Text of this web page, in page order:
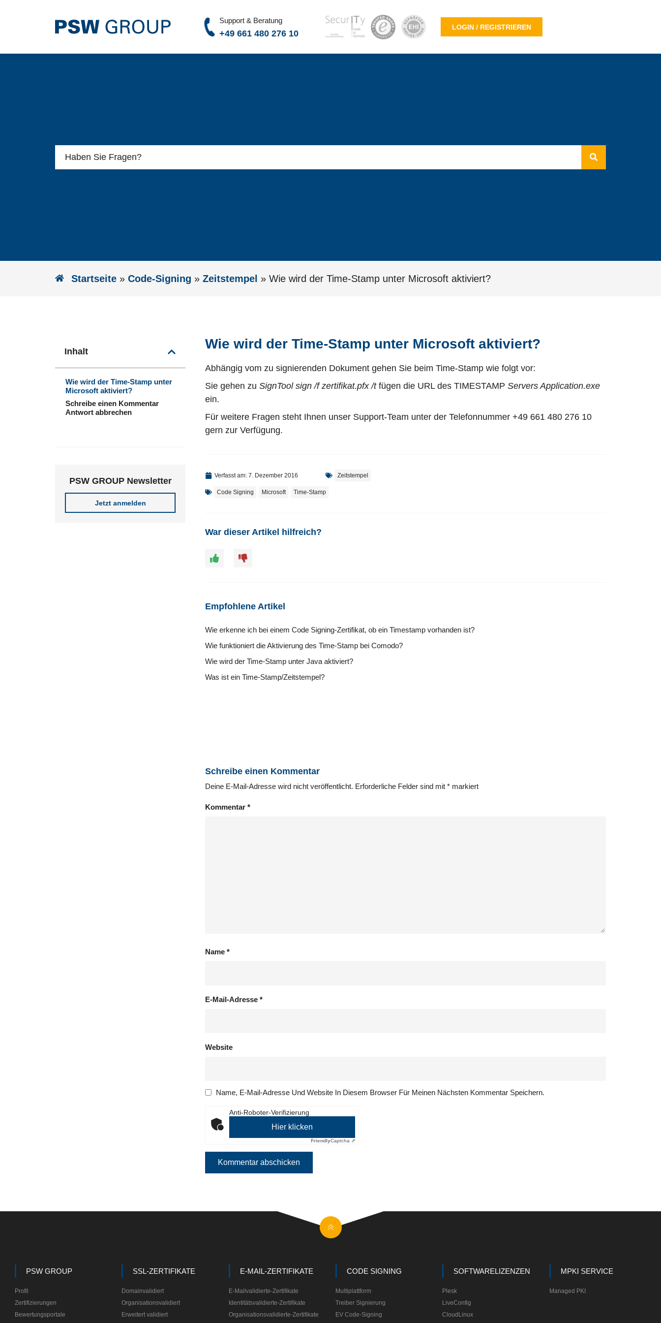
Support & Beratung
+49 661 480 276 10
LOGIN / REGISTRIEREN
Startseite » Code-Signing » Zeitstempel » Wie wird der Time-Stamp unter Microsoft aktiviert?
Inhalt
Wie wird der Time-Stamp unter
Microsoft aktiviert?
Schreibe einen Kommentar
Antwort abbrechen
PSW GROUP Newsletter
Jetzt anmelden
Wie wird der Time-Stamp unter Microsoft aktiviert?
Abhängig vom zu signierenden Dokument gehen Sie beim Time-Stamp wie folgt vor:
Sie gehen zu SignTool sign /f zertifikat.pfx /t fügen die URL des TIMESTAMP Servers Application.exe
ein.
Für weitere Fragen steht Ihnen unser Support-Team unter der Telefonnummer +49 661 480 276 10
gern zur Verfügung.
Verfasst am: 7. Dezember 2016 Zeitstempel
Code Signing Microsoft Time-Stamp
War dieser Artikel hilfreich?
Empfohlene Artikel
Wie erkenne ich bei einem Code Signing-Zertifikat, ob ein Timestamp vorhanden ist?
Wie funktioniert die Aktivierung des Time-Stamp bei Comodo?
Wie wird der Time-Stamp unter Java aktiviert?
Was ist ein Time-Stamp/Zeitstempel?
Schreibe einen Kommentar
Deine E-Mail-Adresse wird nicht veröffentlicht. Erforderliche Felder sind mit * markiert
Kommentar *
Name *
E-Mail-Adresse *
Website
Name, E-Mail-Adresse Und Website In Diesem Browser Für Meinen Nächsten Kommentar Speichern.
Anti-Roboter-Verifizierung
Hier klicken
FriendlyCaptcha ⇗
PSW GROUP
Profil
Zertifizierungen
Bewertungsportale
SSL-ZERTIFIKATE
Domainvalidiert
Organisationsvalidiert
Erweitert validiert
E-MAIL-ZERTIFIKATE
E-Mailvalidierte-Zertifikate
Identitätsvalidierte-Zertifikate
Organisationsvalidierte-Zertifikate
CODE SIGNING
Multiplattform
Treiber Signierung
EV Code-Signing
SOFTWARELIZENZEN
Plesk
LiveConfig
CloudLinux
MPKI SERVICE
Managed PKI